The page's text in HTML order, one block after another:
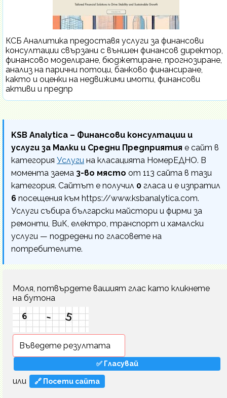
КСБ Аналитика предоставя услуги за финансови
консултации свързани с външен финансов директор,
финансово моделиране, бюджетиране, прогнозиране,
анализ на парични потоци, банково финансиране,
както и оценки на недвижими имоти, финансови
активи и предпр
KSB Analytica – Финансови консултации и
услуги за Малки и Средни Предприятия е сайт в
категория Услуги на класацията НомерЕДНО. В
момента заема 3-во място от 113 сайта в тази
категория. Сайтът е получил 0 гласа и е изпратил
6 посещения към https://www.ksbanalytica.com.
Услуги събира български майстори и фирми за
ремонти, ВиК, електро, транспорт и хамалски
услуги — подредени по гласовете на
потребителите.
Моля, потвърдете вашият глас като кликнете
на бутона
или 🔗 Посети сайта